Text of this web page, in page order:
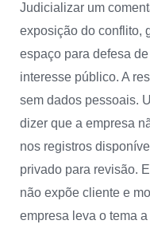
Judicializar um
exposição do conflito,
espaço para defesa
interesse público. A
sem dados pessoais.
dizer que a empresa
nos registros
privado para revisão.
não expõe cliente e
empresa leva o tema a